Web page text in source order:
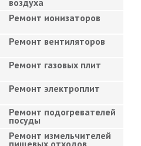
воздуха
Ремонт ионизаторов
Ремонт вентиляторов
Ремонт газовых плит
Ремонт электроплит
Ремонт подогревателей
посуды
Ремонт измельчителей
пищевых отходов